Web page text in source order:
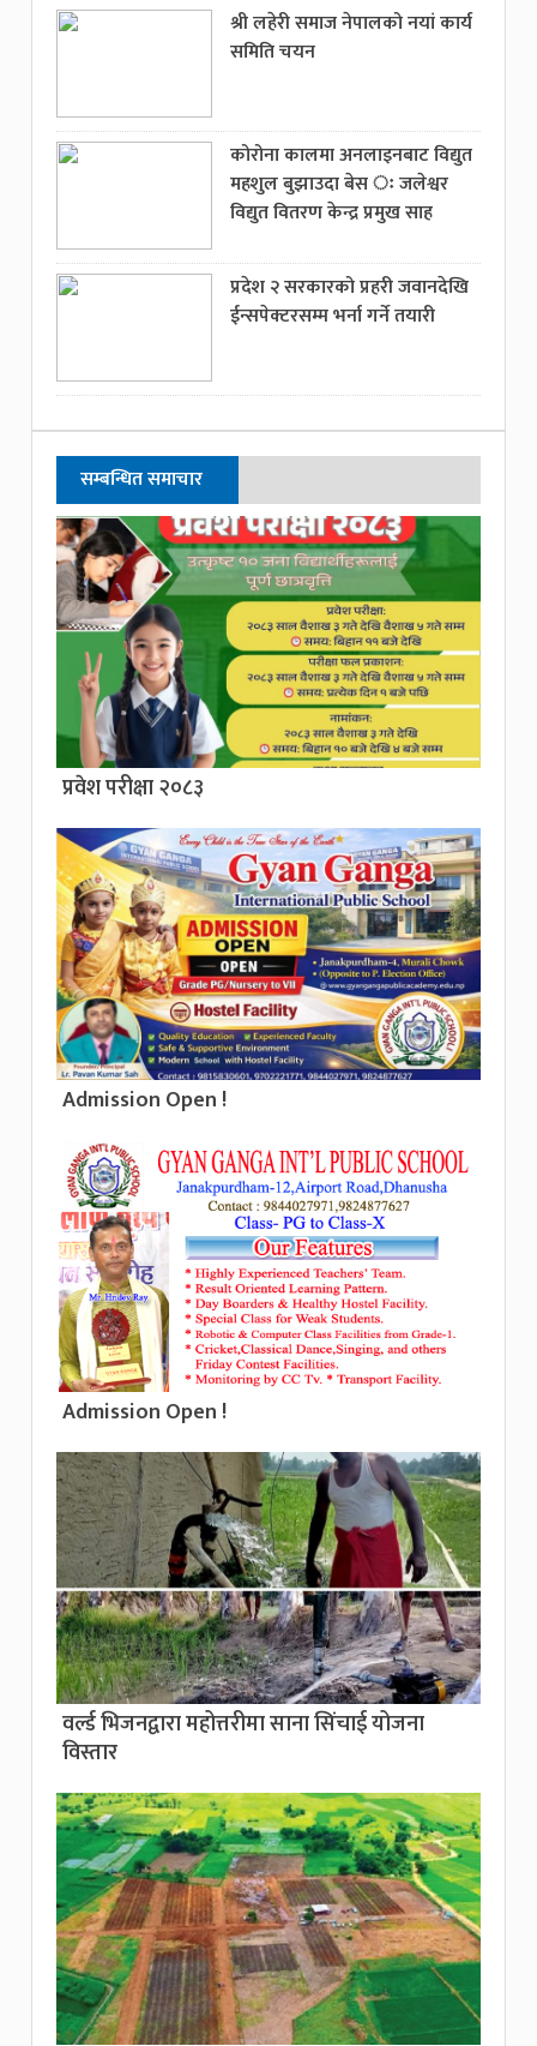
श्री लहेरी समाज नेपालको नयां कार्य
समिति चयन
कोरोना कालमा अनलाइनबाट विद्युत
महशुल बुझाउदा बेस ः जलेश्वर
विद्युत वितरण केन्द्र प्रमुख साह
प्रदेश २ सरकारको प्रहरी जवानदेखि
ईन्सपेक्टरसम्म भर्ना गर्ने तयारी
सम्बन्धित समाचार
प्रवेश परीक्षा २०८३
Admission Open !
Admission Open !
वर्ल्ड भिजनद्वारा महोत्तरीमा साना सिंचाई योजना
विस्तार